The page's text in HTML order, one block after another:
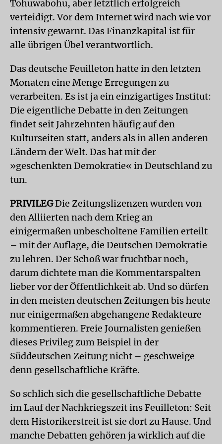
Tohuwabohu, aber letztlich erfolgreich
verteidigt. Vor dem Internet wird nach wie vor
intensiv gewarnt. Das Finanzkapital ist für
alle übrigen Übel verantwortlich.
Das deutsche Feuilleton hatte in den letzten
Monaten eine Menge Erregungen zu
verarbeiten. Es ist ja ein einzigartiges Institut:
Die eigentliche Debatte in den Zeitungen
findet seit Jahrzehnten häufig auf den
Kulturseiten statt, anders als in allen anderen
Ländern der Welt. Das hat mit der
»geschenkten Demokratie« in Deutschland zu
tun.
PRIVILEGDie Zeitungslizenzen wurden von
den Alliierten nach dem Krieg an
einigermaßen unbescholtene Familien erteilt
– mit der Auflage, die Deutschen Demokratie
zu lehren. Der Schoß war fruchtbar noch,
darum dichtete man die Kommentarspalten
lieber vor der Öffentlichkeit ab. Und so dürfen
in den meisten deutschen Zeitungen bis heute
nur einigermaßen abgehangene Redakteure
kommentieren. Freie Journalisten genießen
dieses Privileg zum Beispiel in der
Süddeutschen Zeitung nicht – geschweige
denn gesellschaftliche Kräfte.
So schlich sich die gesellschaftliche Debatte
im Lauf der Nachkriegszeit ins Feuilleton: Seit
dem Historikerstreit ist sie dort zu Hause. Und
manche Debatten gehören ja wirklich auf die